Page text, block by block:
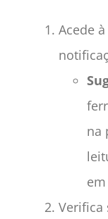
Acede
na
Verifica